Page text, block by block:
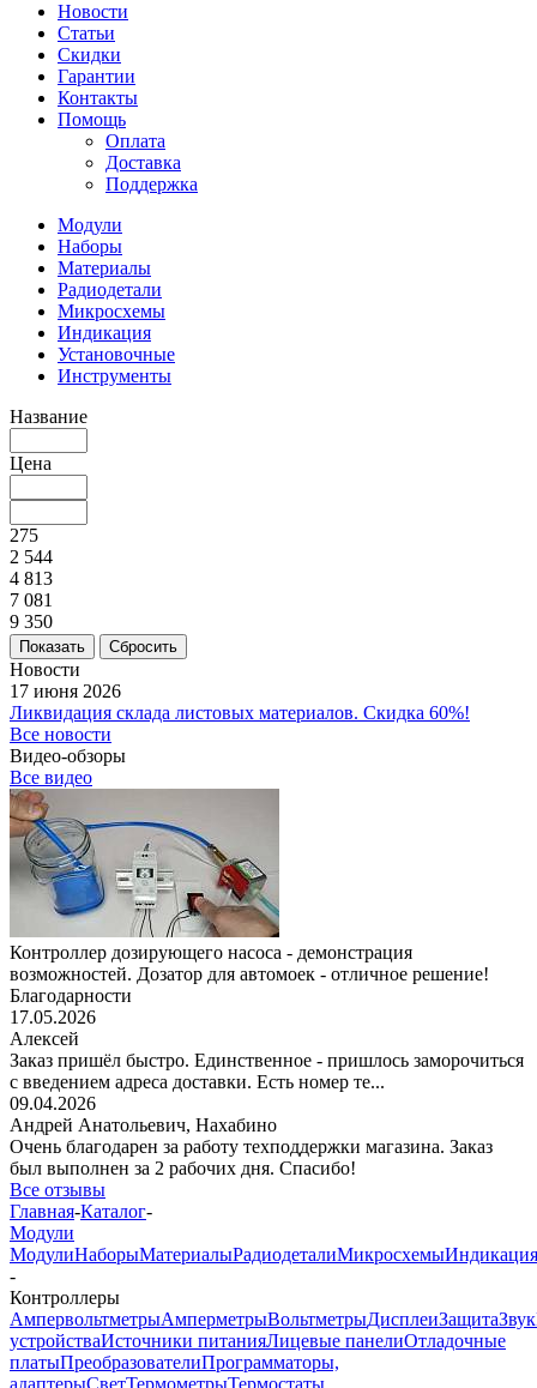
Новости
Статьи
Скидки
Гарантии
Контакты
Помощь
Оплата
Доставка
Поддержка
Модули
Наборы
Материалы
Радиодетали
Микросхемы
Индикация
Установочные
Инструменты
Название
Цена
275
2 544
4 813
7 081
9 350
Сбросить
Новости
17 июня 2026
Ликвидация склада листовых материалов. Скидка 60%!
Все новости
Видео-обзоры
Все видео
Контроллер дозирующего насоса - демонстрация
возможностей. Дозатор для автомоек - отличное решение!
Благодарности
17.05.2026
Алексей
Заказ пришёл быстро. Единственное - пришлось заморочиться
с введением адреса доставки. Есть номер те...
09.04.2026
Андрей Анатольевич, Нахабино
Очень благодарен за работу техподдержки магазина. Заказ
был выполнен за 2 рабочих дня. Спасибо!
Все отзывы
Главная-Каталог-
Модули
МодулиНаборыМатериалыРадиодеталиМикросхемыИндикация
-
Контроллеры
АмпервольтметрыАмперметрыВольтметрыДисплеиЗащитаЗвук
устройстваИсточники питанияЛицевые панелиОтладочные
платыПреобразователиПрограмматоры,
адаптерыСветТермометрыТермостаты